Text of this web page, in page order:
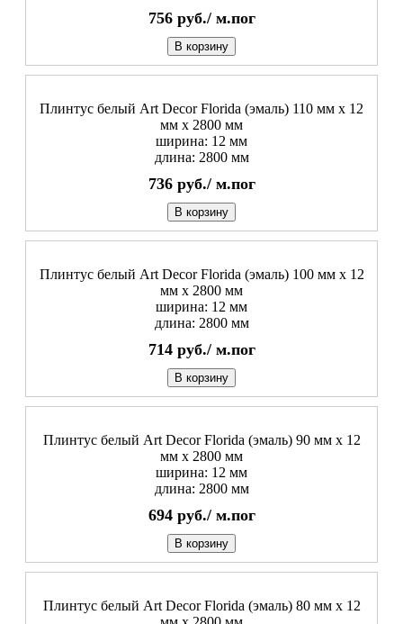
756 руб./ м.пог
В корзину
Плинтус белый Art Decor Florida (эмаль) 110 мм х 12
мм х 2800 мм
ширина: 12 мм
длина: 2800 мм
736 руб./ м.пог
В корзину
Плинтус белый Art Decor Florida (эмаль) 100 мм х 12
мм х 2800 мм
ширина: 12 мм
длина: 2800 мм
714 руб./ м.пог
В корзину
Плинтус белый Art Decor Florida (эмаль) 90 мм х 12
мм х 2800 мм
ширина: 12 мм
длина: 2800 мм
694 руб./ м.пог
В корзину
Плинтус белый Art Decor Florida (эмаль) 80 мм х 12